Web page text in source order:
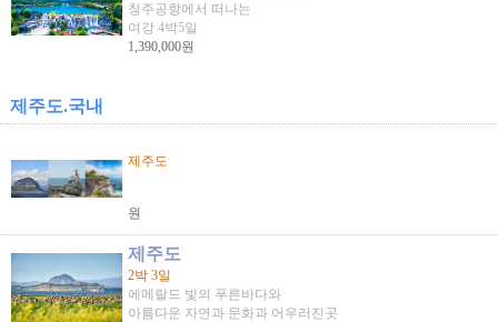
청주공항에서 떠나는
여강 4박5일
1,390,000원
제주도.국내
제주도
원
제주도
2박 3일
에메랄드 빛의 푸른바다와
아름다운 자연과 문화과 어우러진곳